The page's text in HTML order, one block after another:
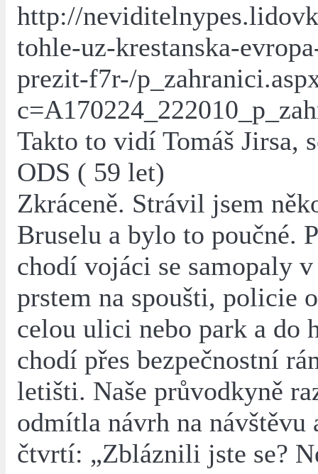
http://
tohle-uz-krestanska-
prezit-f7r-/
Takto to vidí Tomáš Jirsa,
ODS ( 59 let)
Zkráceně. Strávil jsem
Bruselu a bylo to poučné.
chodí vojáci se samopaly
prstem na spoušti, policie
celou ulici nebo park a do
chodí přes bezpečnostní
letišti. Naše průvodkyně
odmítla návrh na návštěvu
čtvrtí: „Zbláznili jste se?